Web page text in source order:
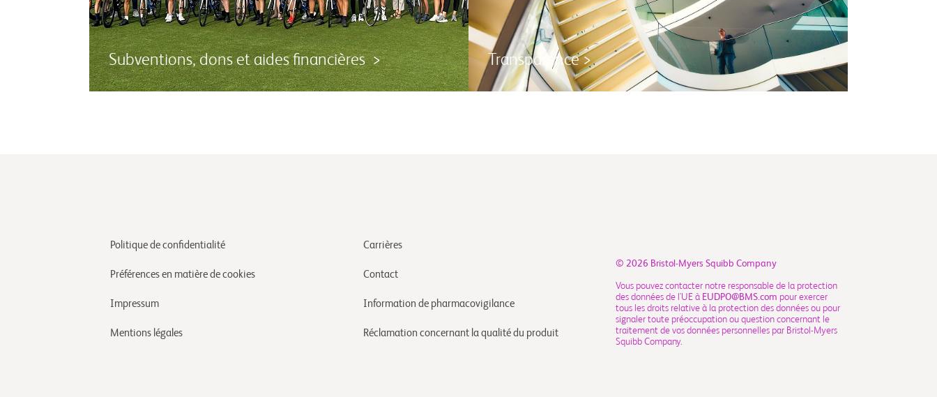
Subventions, dons et aides financières > Transparence >
Politique de confidentialité
Préférences en matière de cookies
Impressum
Mentions légales
Carrières
Contact
Information de pharmacovigilance
Réclamation concernant la qualité du produit
© 2026 Bristol-Myers Squibb Company
Vous pouvez contacter notre responsable de la protection
des données de l'UE à EUDPO@BMS.com pour exercer
tous les droits relative à la protection des données ou pour
signaler toute préoccupation ou question concernant le
traitement de vos données personnelles par Bristol-Myers
Squibb Company.